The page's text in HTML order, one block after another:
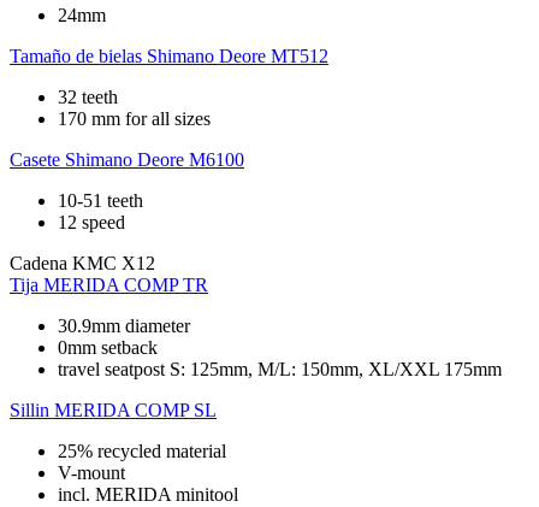
24mm
Tamaño de bielas Shimano Deore MT512
32 teeth
170 mm for all sizes
Casete Shimano Deore M6100
10-51 teeth
12 speed
Cadena KMC X12
Tija MERIDA COMP TR
30.9mm diameter
0mm setback
travel seatpost S: 125mm, M/L: 150mm, XL/XXL 175mm
Sillin MERIDA COMP SL
25% recycled material
V-mount
incl. MERIDA minitool